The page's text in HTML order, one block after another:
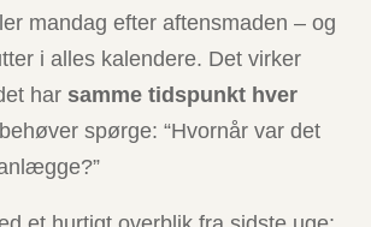
mandag efter aftensmaden – og
i alles kalendere. Det virker
har samme tidspunkt hver
spørge: “Hvornår var det